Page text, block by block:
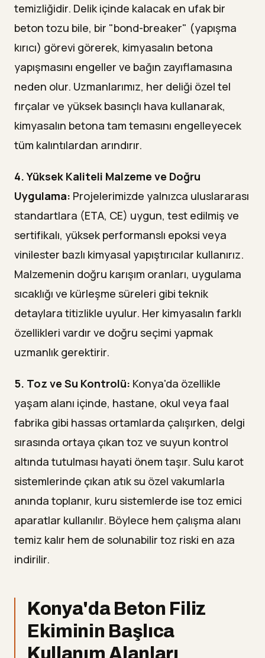
temizliğidir. Delik içinde kalacak en ufak bir
beton tozu bile, bir "bond-breaker" (yapışma
kırıcı) görevi görerek, kimyasalın betona
yapışmasını engeller ve bağın zayıflamasına
neden olur. Uzmanlarımız, her deliği özel tel
fırçalar ve yüksek basınçlı hava kullanarak,
kimyasalın betona tam temasını engelleyecek
tüm kalıntılardan arındırır.
4. Yüksek Kaliteli Malzeme ve Doğru
Uygulama: Projelerimizde yalnızca uluslararası
standartlara (ETA, CE) uygun, test edilmiş ve
sertifikalı, yüksek performanslı epoksi veya
vinilester bazlı kimyasal yapıştırıcılar kullanırız.
Malzemenin doğru karışım oranları, uygulama
sıcaklığı ve kürleşme süreleri gibi teknik
detaylara titizlikle uyulur. Her kimyasalın farklı
özellikleri vardır ve doğru seçimi yapmak
uzmanlık gerektirir.
5. Toz ve Su Kontrolü: Konya'da özellikle
yaşam alanı içinde, hastane, okul veya faal
fabrika gibi hassas ortamlarda çalışırken, delgi
sırasında ortaya çıkan toz ve suyun kontrol
altında tutulması hayati önem taşır. Sulu karot
sistemlerinde çıkan atık su özel vakumlarla
anında toplanır, kuru sistemlerde ise toz emici
aparatlar kullanılır. Böylece hem çalışma alanı
temiz kalır hem de solunabilir toz riski en aza
indirilir.
Konya'da Beton Filiz
Ekiminin Başlıca
Kullanım Alanları